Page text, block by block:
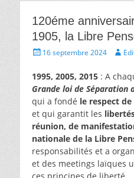
120éme
1905, la Libre
Écrit16 septembre 2024 Auteur
1995, 2005, 2015 : A
Grande loi de Séparation
qui a fondé le respect
et qui garantit les
réunion, de
nationale de la Libre
responsabilités et a
et des meetings laïques